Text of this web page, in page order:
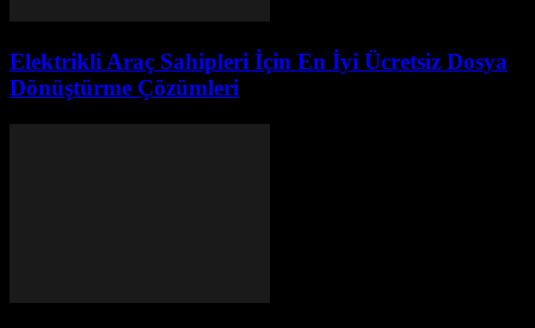
Elektrikli Araç Sahipleri İçin En İyi Ücretsiz Dosya
Dönüştürme Çözümleri